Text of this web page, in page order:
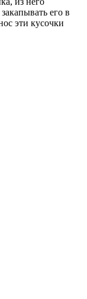
его в
эти кусочки